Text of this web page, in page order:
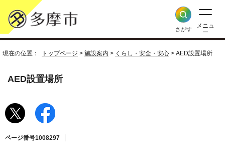
さがす
メニュ
ー
現在の位置： トップページ > 施設案内 > くらし・安全・安心 > AED設置場所
AED設置場所
ページ番号1008297